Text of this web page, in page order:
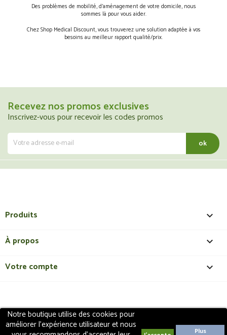
Notre boutique utilise des cookies pour
améliorer l'expérience utilisateur et nous
Plus
Des problèmes de mobilité, d’aménagement de votre domicile, nous
sommes là pour vous aider.
Chez Shop Medical Discount, vous trouverez une solution adaptée à vos
besoins au meilleur rapport qualité/prix.
Recevez nos promos exclusives
Inscrivez-vous pour recevoir les codes promos
Produits 
À propos 
Votre compte 
Copyright 2018 - ShopMedicalDiscount
réservés | Création de site internet EasyConceptTM